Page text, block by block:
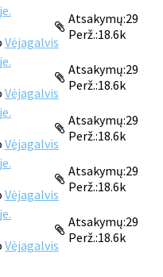
Vėjagalvis
Atsakymų:29
Perž.:18.6k
Vėjagalvis
Atsakymų:29
Perž.:18.6k
Vėjagalvis
Atsakymų:29
Perž.:18.6k
Vėjagalvis
Atsakymų:29
Perž.:18.6k
Vėjagalvis
Atsakymų:29
Perž.:18.6k